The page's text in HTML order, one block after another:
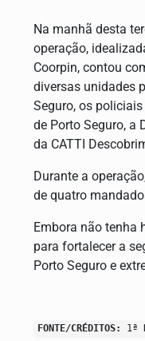
Na manhã desta
operação,
Coorpin, contou
diversas unidades
Seguro, os
de Porto Seguro, a
da CATTI
Durante a
de quatro
Embora não tenha
para fortalecer a
Porto Seguro e
FONTE/CRÉDITOS: 1ª